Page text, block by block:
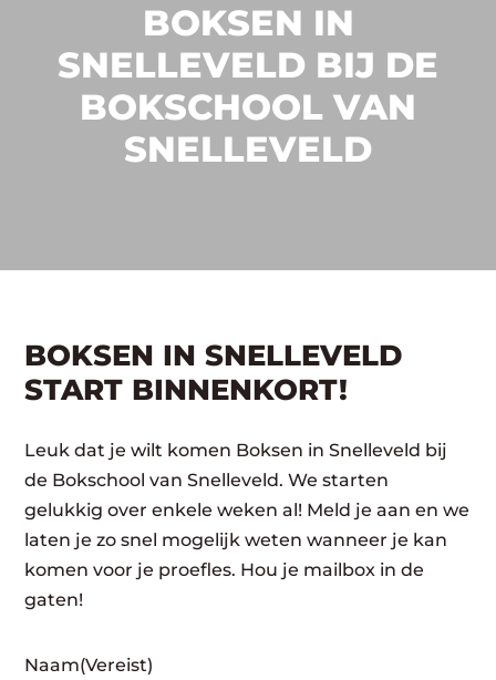
BOKSEN IN
SNELLEVELD BIJ DE
BOKSCHOOL VAN
SNELLEVELD
BOKSEN IN SNELLEVELD
START BINNENKORT!
Leuk dat je wilt komen Boksen in Snelleveld bij
de Bokschool van Snelleveld. We starten
gelukkig over enkele weken al! Meld je aan en we
laten je zo snel mogelijk weten wanneer je kan
komen voor je proefles. Hou je mailbox in de
gaten!
Naam(Vereist)